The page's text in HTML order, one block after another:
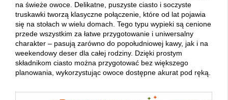
na świeże owoce. Delikatne, puszyste ciasto i soczyste
truskawki tworzą klasyczne połączenie, które od lat pojawia
się na stołach w wielu domach. Tego typu wypieki są cenione
przede wszystkim za łatwe przygotowanie i uniwersalny
charakter – pasują zarówno do popołudniowej kawy, jak i na
weekendowy deser dla całej rodziny. Dzięki prostym
składnikom ciasto można przygotować bez większego
planowania, wykorzystując owoce dostępne akurat pod ręką.